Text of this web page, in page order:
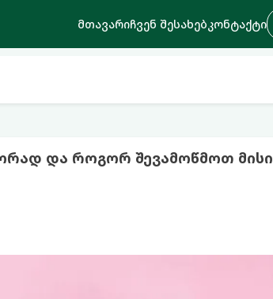
მთავარიჩვენ შესახებკონტაქტი
და როგორ შევამოწმოთ მისი